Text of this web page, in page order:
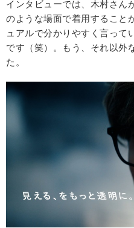
インタビューでは、木村さん
のような場面で着用すること
ュアルで分かりやすく言って
です（笑）。もう、それ以外
た。